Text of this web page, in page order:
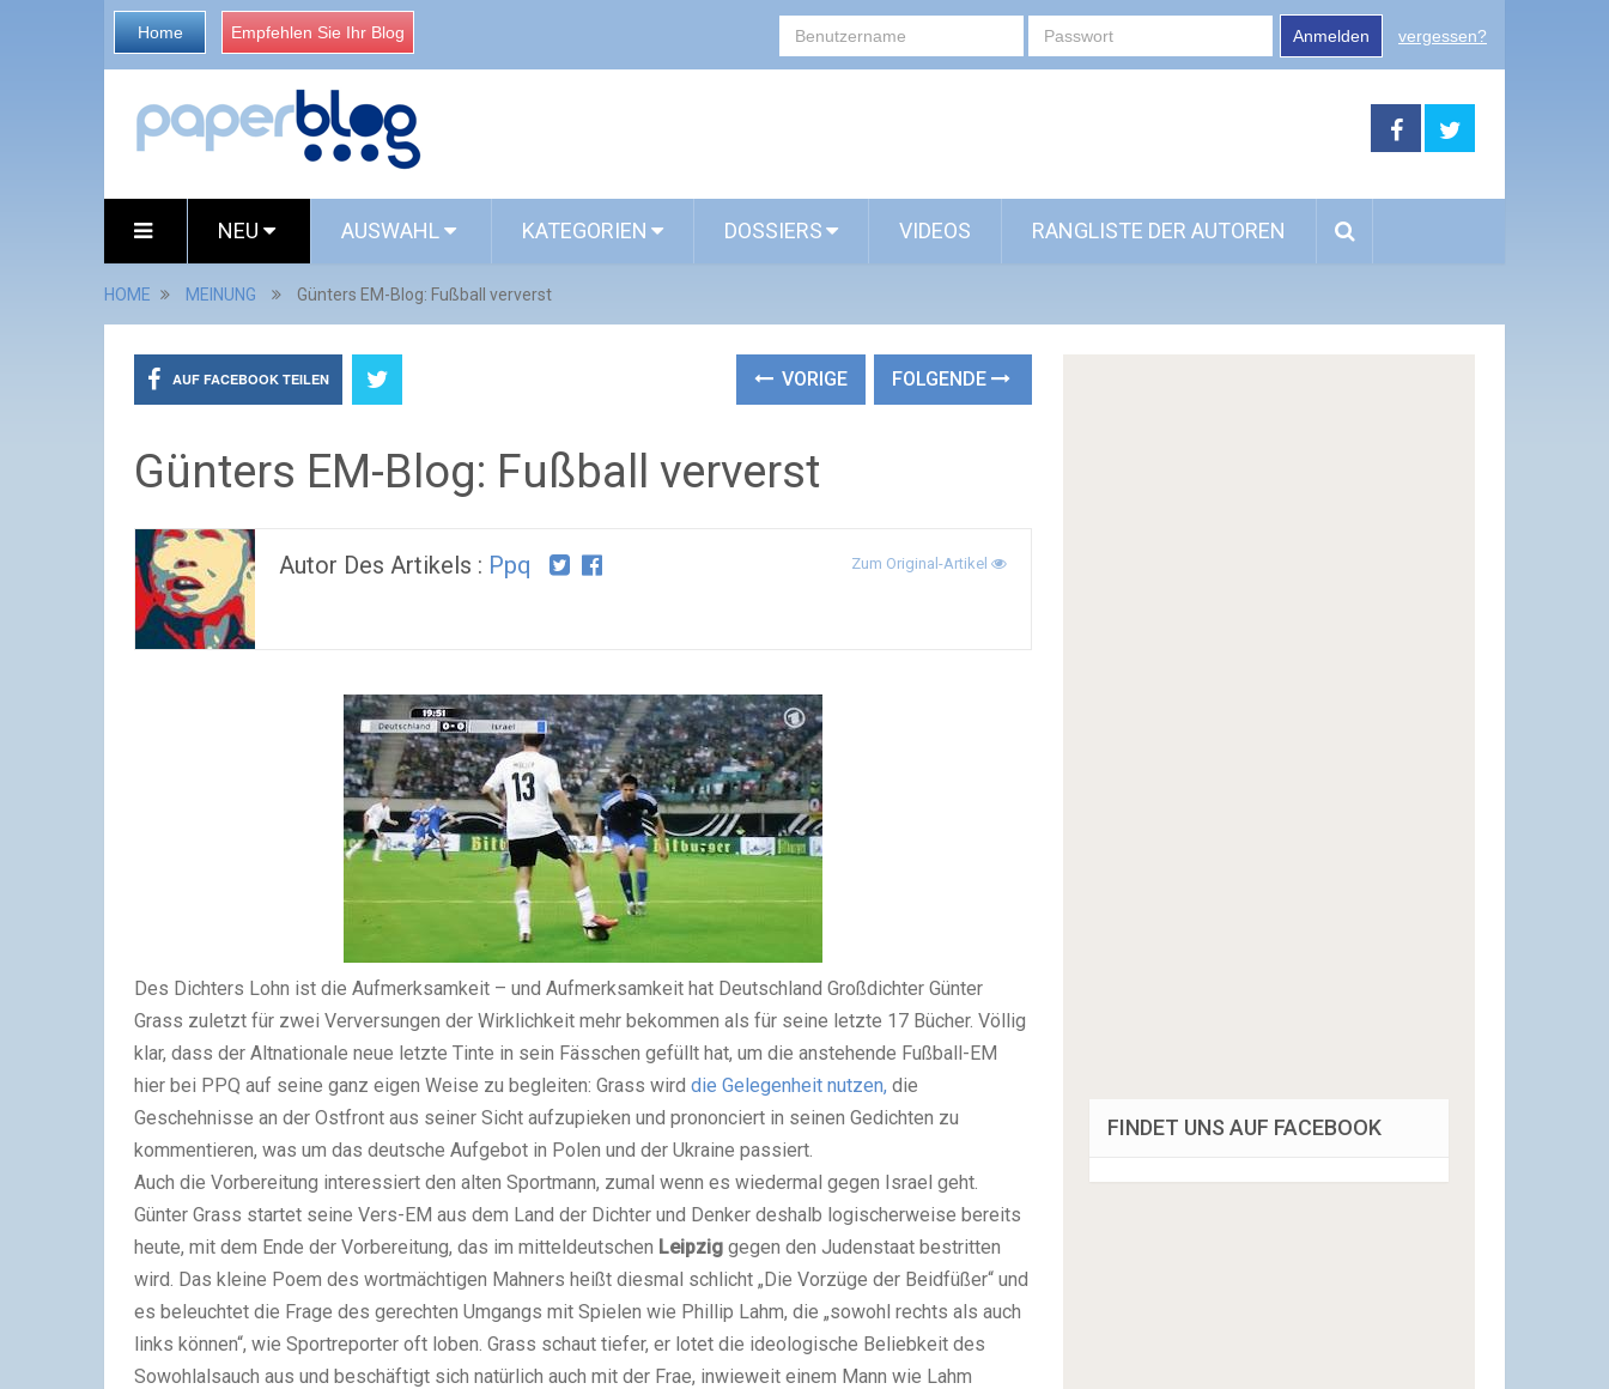
Home Empfehlen Sie Ihr Blog Anmelden vergessen?
NEU AUSWAHL KATEGORIEN DOSSIERS VIDEOS RANGLISTE DER AUTOREN
HOME MEINUNG Günters EM-Blog: Fußball ververst
AUF FACEBOOK TEILEN VORIGE FOLGENDE
Günters EM-Blog: Fußball ververst
Autor Des Artikels : Ppq Zum Original-Artikel
Des Dichters Lohn ist die Aufmerksamkeit – und Aufmerksamkeit hat Deutschland Großdichter Günter
Grass zuletzt für zwei Verversungen der Wirklichkeit mehr bekommen als für seine letzte 17 Bücher. Völlig
klar, dass der Altnationale neue letzte Tinte in sein Fässchen gefüllt hat, um die anstehende Fußball-EM
hier bei PPQ auf seine ganz eigen Weise zu begleiten: Grass wird die Gelegenheit nutzen, die
Geschehnisse an der Ostfront aus seiner Sicht aufzupieken und prononciert in seinen Gedichten zu
kommentieren, was um das deutsche Aufgebot in Polen und der Ukraine passiert.
Auch die Vorbereitung interessiert den alten Sportmann, zumal wenn es wiedermal gegen Israel geht.
Günter Grass startet seine Vers-EM aus dem Land der Dichter und Denker deshalb logischerweise bereits
heute, mit dem Ende der Vorbereitung, das im mitteldeutschen Leipzig gegen den Judenstaat bestritten
wird. Das kleine Poem des wortmächtigen Mahners heißt diesmal schlicht „Die Vorzüge der Beidfüßer“ und
es beleuchtet die Frage des gerechten Umgangs mit Spielen wie Phillip Lahm, die „sowohl rechts als auch
links können“, wie Sportreporter oft loben. Grass schaut tiefer, er lotet die ideologische Beliebkeit des
Sowohlalsauch aus und beschäftigt sich natürlich auch mit der Frae, inwieweit einem Mann wie Lahm
FINDET UNS AUF FACEBOOK